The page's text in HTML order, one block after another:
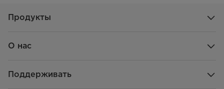
Синтетика да
Смешанные ткани 60° да
Продукты
О нас
Поддерживать